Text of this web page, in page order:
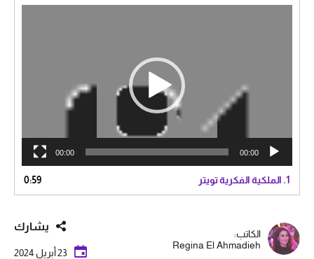
00:00
00:00
1. الملكية الفكرية تويتر 0:59
الكاتب:
Regina El Ahmadieh
يشارك
23 أبريل 2024